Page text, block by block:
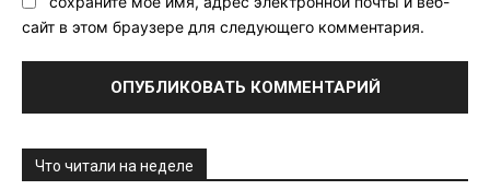
сайт в этом браузере для следующего комментария.
Что читали на неделе